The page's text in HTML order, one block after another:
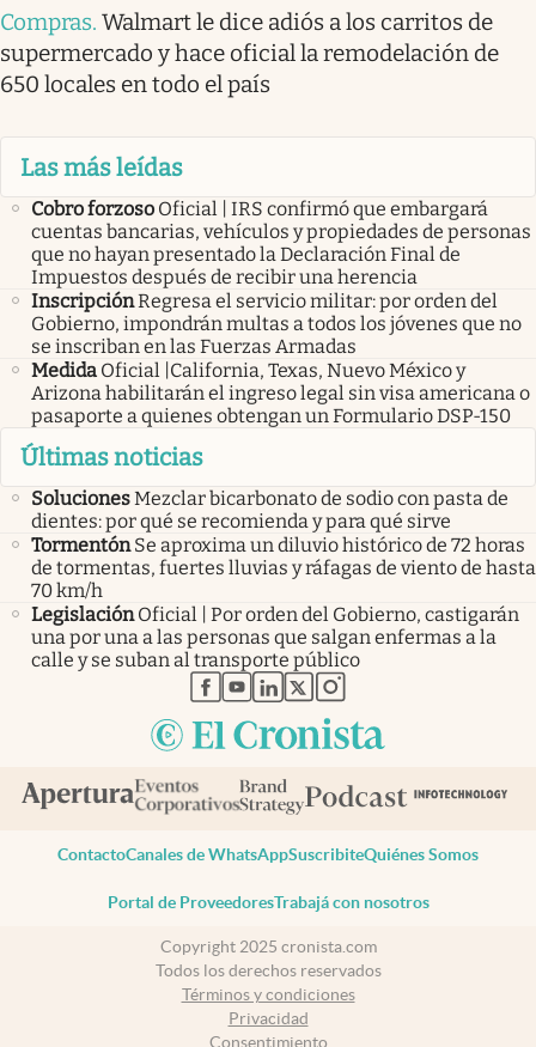
Compras. Walmart le dice adiós a los carritos de
supermercado y hace oficial la remodelación de
650 locales en todo el país
Las más leídas
Cobro forzoso Oficial | IRS confirmó que embargará
cuentas bancarias, vehículos y propiedades de personas
que no hayan presentado la Declaración Final de
Impuestos después de recibir una herencia
InscripciónRegresa el servicio militar: por orden del
Gobierno, impondrán multas a todos los jóvenes que no
se inscriban en las Fuerzas Armadas
Medida Oficial |California, Texas, Nuevo México y
Arizona habilitarán el ingreso legal sin visa americana o
pasaporte a quienes obtengan un Formulario DSP-150
Últimas noticias
SolucionesMezclar bicarbonato de sodio con pasta de
dientes: por qué se recomienda y para qué sirve
Tormentón Se aproxima un diluvio histórico de 72 horas
de tormentas, fuertes lluvias y ráfagas de viento de hasta
70 km/h
Legislación Oficial | Por orden del Gobierno, castigarán
una por una a las personas que salgan enfermas a la
calle y se suban al transporte público
abre en nueva pestaña
abre en nueva pestaña
abre en nueva pestaña
abre en nueva pestaña
abre en nueva pestaña
ContactoCanales de WhatsAppSuscribiteQuiénes Somos
Portal de ProveedoresTrabajá con nosotros
Copyright 2025 cronista.com
Todos los derechos reservados
Términos y condiciones
Privacidad
Consentimiento